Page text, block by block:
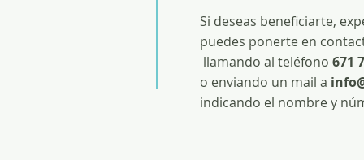
Si deseas beneficiarte,
puedes ponerte en
llamando al teléfono 671
o enviando un mail a
indicando el nombre y